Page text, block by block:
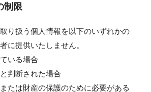
制限
り扱う個人情報を以下のいずれかの
に提供いたしません。
いる場合
判断された場合
たは財産の保護のために必要がある